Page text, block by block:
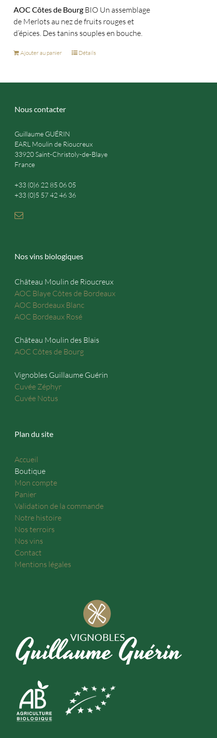
AOC Côtes de Bourg BIO Un assemblage
de Merlots au nez de fruits rouges et
d’épices. Des tanins souples en bouche.
Ajouter au panier Détails
Nous contacter
Guillaume GUÉRIN
EARL Moulin de Rioucreux
33920 Saint-Christoly-de-Blaye
France
+33 (0)6 22 85 06 05
+33 (0)5 57 42 46 36
Nos vins biologiques
Château Moulin de Rioucreux
AOC Blaye Côtes de Bordeaux
AOC Bordeaux Blanc
AOC Bordeaux Rosé
Château Moulin des Blais
AOC Côtes de Bourg
Vignobles Guillaume Guérin
Cuvée Zéphyr
Cuvée Notus
Plan du site
Accueil
Boutique
Mon compte
Panier
Validation de la commande
Notre histoire
Nos terroirs
Nos vins
Contact
Mentions légales